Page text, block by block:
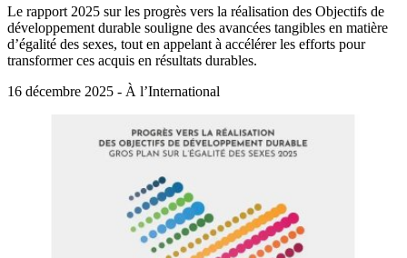
Le rapport 2025 sur les progrès vers la réalisation des Objectifs de
développement durable souligne des avancées tangibles en matière
d’égalité des sexes, tout en appelant à accélérer les efforts pour
transformer ces acquis en résultats durables.
16 décembre 2025 - À l’International